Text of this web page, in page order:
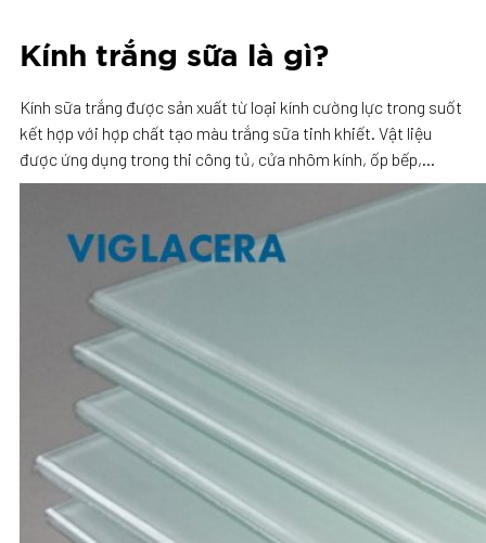
Kính trắng sữa là gì?
Kính sữa trắng được sản xuất từ loại kính cường lực trong suốt
kết hợp với hợp chất tạo màu trắng sữa tinh khiết. Vật liệu
được ứng dụng trong thi công tủ, cửa nhôm kính, ốp bếp,…